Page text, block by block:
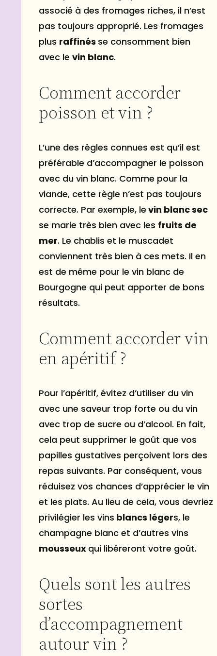
associé à des fromages riches, il n’est
pas toujours approprié. Les fromages
plus raffinés se consomment bien
avec le vin blanc.
Comment accorder
poisson et vin ?
L’une des règles connues est qu’il est
préférable d’accompagner le poisson
avec du vin blanc. Comme pour la
viande, cette règle n’est pas toujours
correcte. Par exemple, le vin blanc sec
se marie très bien avec les fruits de
mer. Le chablis et le muscadet
conviennent très bien à ces mets. Il en
est de même pour le vin blanc de
Bourgogne qui peut apporter de bons
résultats.
Comment accorder vin
en apéritif ?
Pour l’apéritif, évitez d’utiliser du vin
avec une saveur trop forte ou du vin
avec trop de sucre ou d’alcool. En fait,
cela peut supprimer le goût que vos
papilles gustatives perçoivent lors des
repas suivants. Par conséquent, vous
réduisez vos chances d’apprécier le vin
et les plats. Au lieu de cela, vous devriez
privilégier les vins blancs légers, le
champagne blanc et d’autres vins
mousseux qui libéreront votre goût.
Quels sont les autres
sortes
d’accompagnement
autour vin ?